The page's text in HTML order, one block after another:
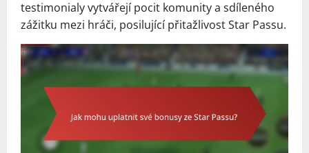
testimonialy vytvářejí pocit komunity a sdíleného
zážitku mezi hráči, posilující přitažlivost Star Passu.